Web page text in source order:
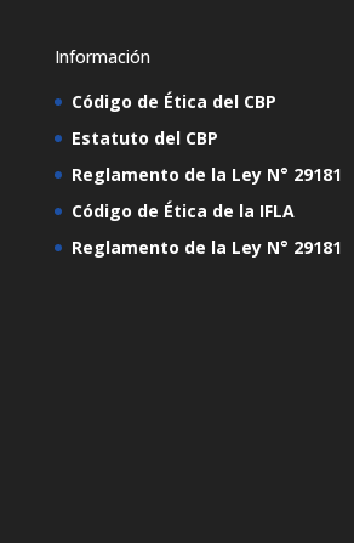
Información
Código de Ética del CBP
Estatuto del CBP
Reglamento de la Ley N° 29181
Código de Ética de la IFLA
Reglamento de la Ley N° 29181